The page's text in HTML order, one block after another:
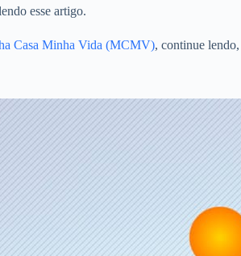
esse artigo.
Casa Minha Vida (MCMV), continue